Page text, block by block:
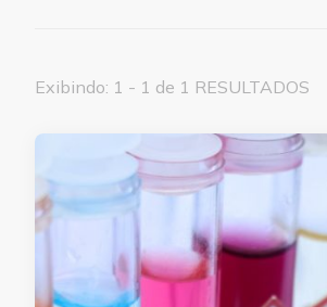
Exibindo: 1 - 1 de 1 RESULTADOS